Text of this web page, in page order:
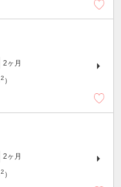
2ヶ月
2 ）
2ヶ月
2 ）